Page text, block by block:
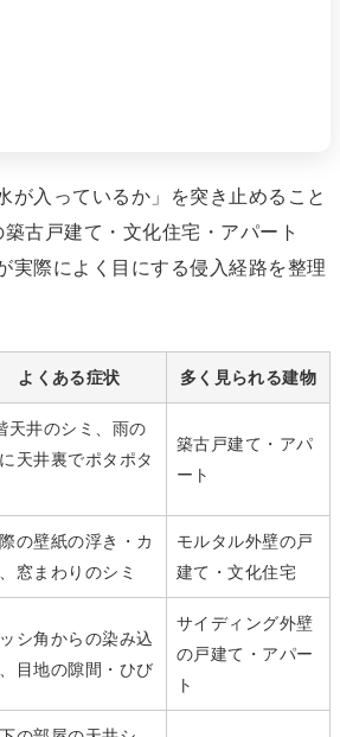
が入っているか」を突き止めること
古戸建て・文化住宅・アパート
実際によく目にする侵入経路を整理
よくある症状 多く見られる建物
天井のシミ、雨の
天井裏でポタポタ
築古戸建て・アパ
ート
の壁紙の浮き・カ
窓まわりのシミ
モルタル外壁の戸
建て・文化住宅
シ角からの染み込
目地の隙間・ひび
サイディング外壁
の戸建て・アパー
ト